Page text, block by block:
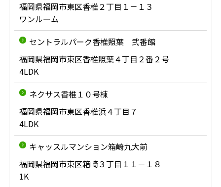
福岡県福岡市東区香椎２丁目１－１３
ワンルーム
セントラルパーク香椎照葉 弐番館
福岡県福岡市東区香椎照葉４丁目２番２号
4LDK
ネクサス香椎１０号棟
福岡県福岡市東区香椎浜４丁目７
4LDK
キャッスルマンション箱崎九大前
福岡県福岡市東区箱崎３丁目１１－１８
1K